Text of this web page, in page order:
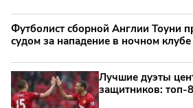
Футболист сборной Англии Тоуни
судом за нападение в ночном клубе
Лучшие дуэты
защитников: топ‑8